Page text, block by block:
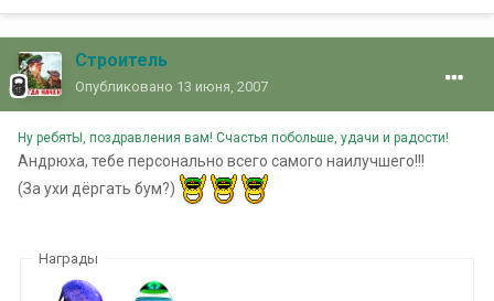
Строитель
Опубликовано 13 июня, 2007
Ну ребятЫ, поздравления вам! Счастья побольше, удачи и радости!
Андрюха, тебе персонально всего самого наилучшего!!!
(За ухи дёргать бум?)
Награды